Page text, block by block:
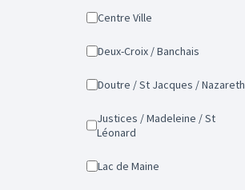
Centre Ville
Deux-Croix / Banchais
Doutre / St Jacques / Nazareth
Justices / Madeleine / St
Léonard
Lac de Maine